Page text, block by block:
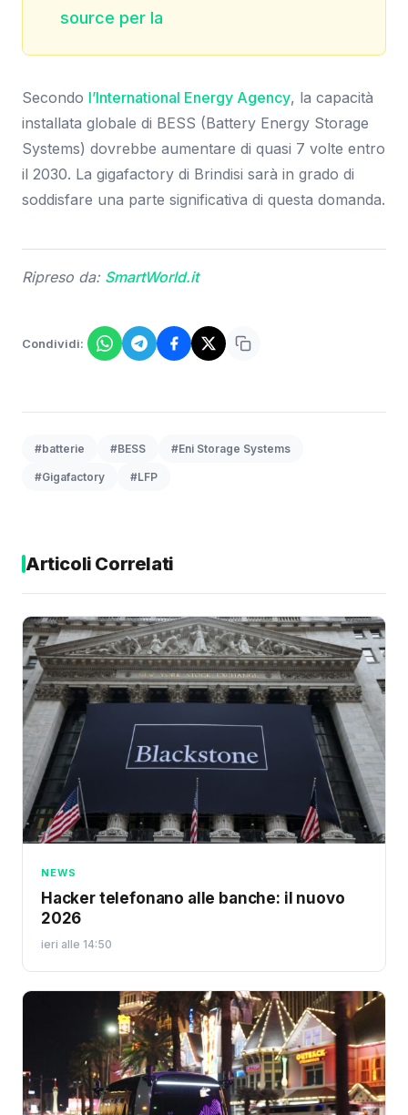
source per la
Secondo l’International Energy Agency, la capacità
installata globale di BESS (Battery Energy Storage
Systems) dovrebbe aumentare di quasi 7 volte entro
il 2030. La gigafactory di Brindisi sarà in grado di
soddisfare una parte significativa di questa domanda.
Ripreso da: SmartWorld.it
Condividi:
#batterie #BESS #Eni Storage Systems
#Gigafactory #LFP
Articoli Correlati
NEWS
Hacker telefonano alle banche: il nuovo
2026
ieri alle 14:50